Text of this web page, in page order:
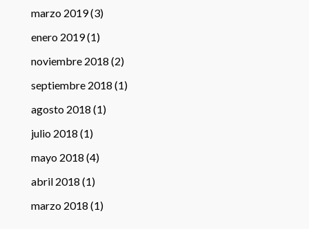
marzo 2019(3)
enero 2019(1)
noviembre 2018 (2)
septiembre 2018 (1)
agosto 2018 (1)
julio 2018 (1)
mayo 2018 (4)
abril 2018 (1)
marzo 2018 (1)